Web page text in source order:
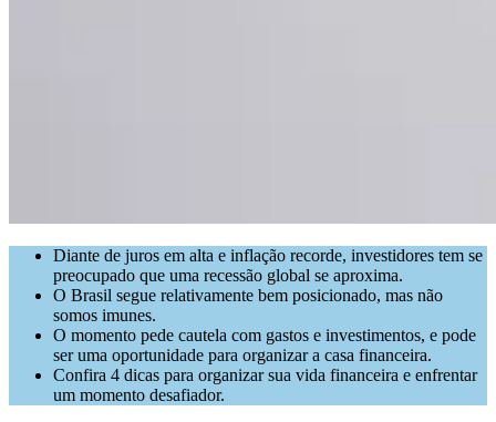
Diante de juros em alta e inflação recorde, investidores tem se
preocupado que uma recessão global se aproxima.
O Brasil segue relativamente bem posicionado, mas não
somos imunes.
O momento pede cautela com gastos e investimentos, e pode
ser uma oportunidade para organizar a casa financeira.
Confira 4 dicas para organizar sua vida financeira e enfrentar
um momento desafiador.